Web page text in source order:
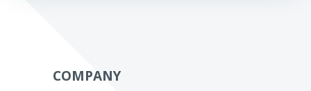
COMPANY